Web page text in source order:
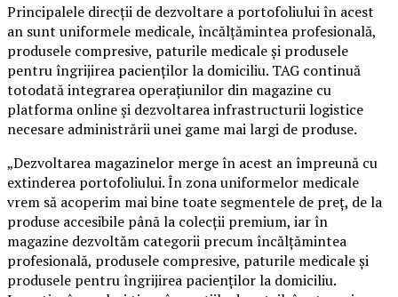
Principalele direcții de dezvoltare a portofoliului în acest
an sunt uniformele medicale, încălțămintea profesională,
produsele compresive, paturile medicale și produsele
pentru îngrijirea pacienților la domiciliu. TAG continuă
totodată integrarea operațiunilor din magazine cu
platforma online și dezvoltarea infrastructurii logistice
necesare administrării unei game mai largi de produse.
„Dezvoltarea magazinelor merge în acest an împreună cu
extinderea portofoliului. În zona uniformelor medicale
vrem să acoperim mai bine toate segmentele de preț, de la
produse accesibile până la colecții premium, iar în
magazine dezvoltăm categorii precum încălțămintea
profesională, produsele compresive, paturile medicale și
produsele pentru îngrijirea pacienților la domiciliu.